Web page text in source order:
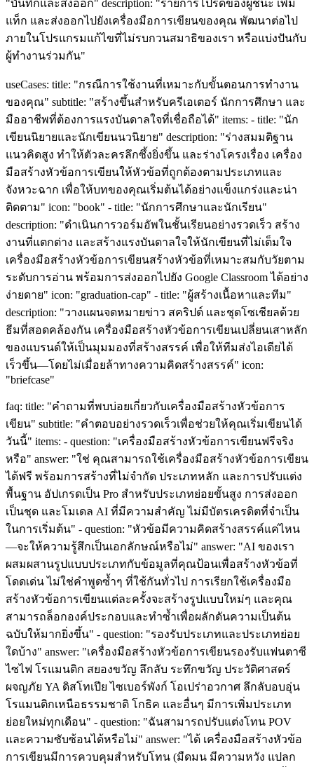
"บันทึกและส่งออก" description: "รายการโปรดของผู้ชนะ เพิ่ม
แท็ก และส่งออกไปยังเครื่องมือการเขียนของคุณ พัฒนาต่อไป
ภายในโปรแกรมแก้ไขที่ไม่รบกวนสมาธิของเรา หรือแบ่งปันกับ
ผู้ทำงานร่วมกัน"
useCases: title: "กรณีการใช้งานที่เหมาะกับขั้นตอนการทำงาน
ของคุณ" subtitle: "สร้างขึ้นสำหรับครีเอเตอร์ นักการศึกษา และ
มืออาชีพที่ต้องการแรงบันดาลใจที่เชื่อถือได้" items: - title: "นัก
เขียนนิยายและนักเขียนนวนิยาย" description: "ร่างสมมติฐาน
แนวคิดสูง ทำให้ตัวละครลึกซึ้งยิ่งขึ้น และร่างโครงเรื่อง เครื่อง
มือสร้างหัวข้อการเขียนให้หัวข้อที่ถูกต้องตามประเภทและ
จังหวะฉาก เพื่อให้บทของคุณเริ่มต้นได้อย่างแข็งแกร่งและน่า
ติดตาม" icon: "book" - title: "นักการศึกษาและนักเรียน"
description: "ดำเนินการวอร์มอัพในชั้นเรียนอย่างรวดเร็ว สร้าง
งานที่แตกต่าง และสร้างแรงบันดาลใจให้นักเขียนที่ไม่เต็มใจ
เครื่องมือสร้างหัวข้อการเขียนสร้างหัวข้อที่เหมาะสมกับวัยตาม
ระดับการอ่าน พร้อมการส่งออกไปยัง Google Classroom ได้อย่าง
ง่ายดาย" icon: "graduation-cap" - title: "ผู้สร้างเนื้อหาและทีม"
description: "วางแผนจดหมายข่าว สคริปต์ และชุดโซเชียลด้วย
ธีมที่สอดคล้องกัน เครื่องมือสร้างหัวข้อการเขียนเปลี่ยนเสาหลัก
ของแบรนด์ให้เป็นมุมมองที่สร้างสรรค์ เพื่อให้ทีมส่งไอเดียได้
เร็วขึ้น—โดยไม่เมื่อยล้าทางความคิดสร้างสรรค์" icon:
"briefcase"
faq: title: "คำถามที่พบบ่อยเกี่ยวกับเครื่องมือสร้างหัวข้อการ
เขียน" subtitle: "คำตอบอย่างรวดเร็วเพื่อช่วยให้คุณเริ่มเขียนได้
วันนี้" items: - question: "เครื่องมือสร้างหัวข้อการเขียนฟรีจริง
หรือ" answer: "ใช่ คุณสามารถใช้เครื่องมือสร้างหัวข้อการเขียน
ได้ฟรี พร้อมการสร้างที่ไม่จำกัด ประเภทหลัก และการปรับแต่ง
พื้นฐาน อัปเกรดเป็น Pro สำหรับประเภทย่อยขั้นสูง การส่งออก
เป็นชุด และโมเดล AI ที่มีความสำคัญ ไม่มีบัตรเครดิตที่จำเป็น
ในการเริ่มต้น" - question: "หัวข้อมีความคิดสร้างสรรค์แค่ไหน
—จะให้ความรู้สึกเป็นเอกลักษณ์หรือไม่" answer: "AI ของเรา
ผสมผสานรูปแบบประเภทกับข้อมูลที่คุณป้อนเพื่อสร้างหัวข้อที่
โดดเด่น ไม่ใช่คำพูดซ้ำๆ ที่ใช้กันทั่วไป การเรียกใช้เครื่องมือ
สร้างหัวข้อการเขียนแต่ละครั้งจะสร้างรูปแบบใหม่ๆ และคุณ
สามารถล็อกองค์ประกอบและทำซ้ำเพื่อผลักดันความเป็นต้น
ฉบับให้มากยิ่งขึ้น" - question: "รองรับประเภทและประเภทย่อย
ใดบ้าง" answer: "เครื่องมือสร้างหัวข้อการเขียนรองรับแฟนตาซี
ไซไฟ โรแมนติก สยองขวัญ ลึกลับ ระทึกขวัญ ประวัติศาสตร์
ผจญภัย YA ดิสโทเปีย ไซเบอร์พังก์ โอเปร่าอวกาศ ลึกลับอบอุ่น
โรแมนติกเหนือธรรมชาติ โกธิค และอื่นๆ มีการเพิ่มประเภท
ย่อยใหม่ทุกเดือน" - question: "ฉันสามารถปรับแต่งโทน POV
และความซับซ้อนได้หรือไม่" answer: "ได้ เครื่องมือสร้างหัวข้อ
การเขียนมีการควบคุมสำหรับโทน (มืดมน มีความหวัง แปลก